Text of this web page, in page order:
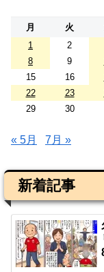
月 火
1
2
8
9
15
16
22
23
29
30
« 5月 7月 »
新着記事